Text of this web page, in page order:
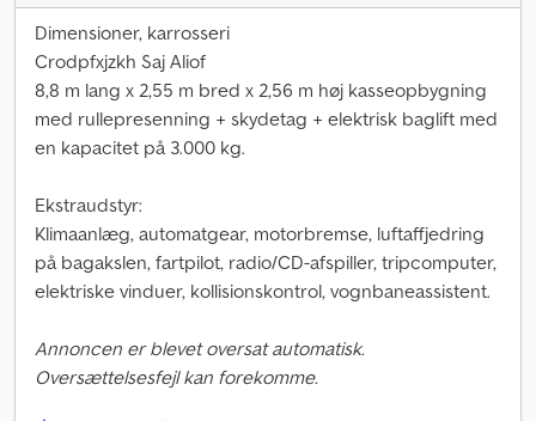
Dimensioner, karrosseri
Crodpfxjzkh Saj Aliof
8,8 m lang x 2,55 m bred x 2,56 m høj kasseopbygning
med rullepresenning + skydetag + elektrisk baglift med
en kapacitet på 3.000 kg.
Ekstraudstyr:
Klimaanlæg, automatgear, motorbremse, luftaffjedring
på bagakslen, fartpilot, radio/CD-afspiller, tripcomputer,
elektriske vinduer, kollisionskontrol, vognbaneassistent.
Annoncen er blevet oversat automatisk.
Oversættelsesfejl kan forekomme.